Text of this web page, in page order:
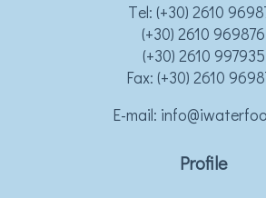
Τel: (+30) 2610
(+30) 2610 969876
(+30) 2610 997935
Fax: (+30) 2610
Ε-mail:
Profile